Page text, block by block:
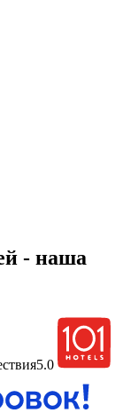
- наша
5.0